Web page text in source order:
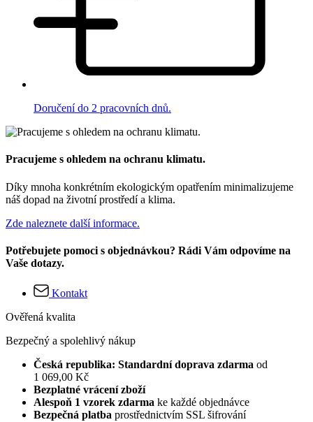
Doručení do 2 pracovních dnů.
Pracujeme s ohledem na ochranu klimatu.
Díky mnoha konkrétním ekologickým opatřením minimalizujeme
náš dopad na životní prostředí a klima.
Zde naleznete další informace.
Potřebujete pomoci s objednávkou? Rádi Vám odpovíme na
Vaše dotazy.
Kontakt
Ověřená kvalita
Bezpečný a spolehlivý nákup
Česká republika: Standardní doprava zdarma od
1 069,00 Kč
Bezplatné vrácení zboží
Alespoň 1 vzorek zdarma ke každé objednávce
Bezpečná platba prostřednictvím SSL šifrování